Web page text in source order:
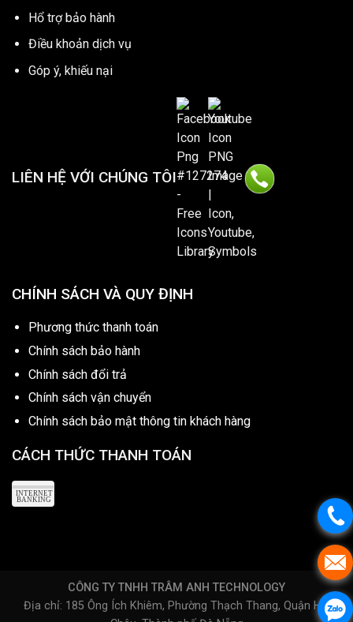
Hổ trợ bảo hành
Điều khoản dịch vụ
Góp ý, khiếu nại
LIÊN HỆ VỚI CHÚNG TÔI
CHÍNH SÁCH VÀ QUY ĐỊNH
Phương thức thanh toán
Chính sách bảo hành
Chính sách đổi trả
Chính sách vận chuyển
Chính sách bảo mật thông tin khách hàng
CÁCH THỨC THANH TOÁN
CÔNG TY TNHH TRÂM ANH TECHNOLOGY
Địa chỉ: 185 Ông Ích Khiêm, Phường Thạch Thang, Quận Hải